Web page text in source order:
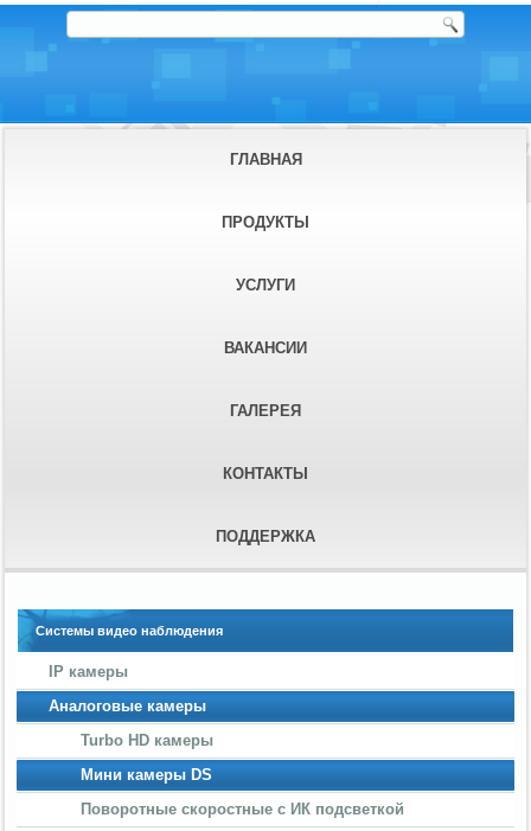
ГЛАВНАЯ
ПРОДУКТЫ
УСЛУГИ
ВАКАНСИИ
ГАЛЕРЕЯ
КОНТАКТЫ
ПОДДЕРЖКА
Системы видео наблюдения
IP камеры
Аналоговые камеры
Turbo HD камеры
Мини камеры DS
Поворотные скоростные с ИК подсветкой